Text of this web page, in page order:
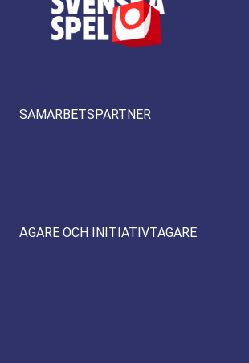
SAMARBETSPARTNER
ÄGARE OCH INITIATIVTAGARE